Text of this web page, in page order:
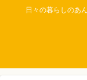
日々の暮らしのあ